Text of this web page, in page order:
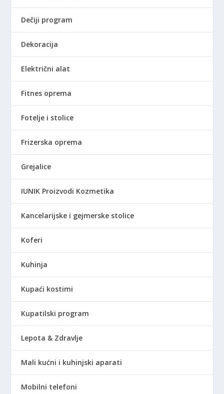
Dečiji program
Dekoracija
Električni alat
Fitnes oprema
Fotelje i stolice
Frizerska oprema
Grejalice
IUNIK Proizvodi Kozmetika
Kancelarijske i gejmerske stolice
Koferi
Kuhinja
Kupaći kostimi
Kupatilski program
Lepota & Zdravlje
Mali kućni i kuhinjski aparati
Mobilni telefoni